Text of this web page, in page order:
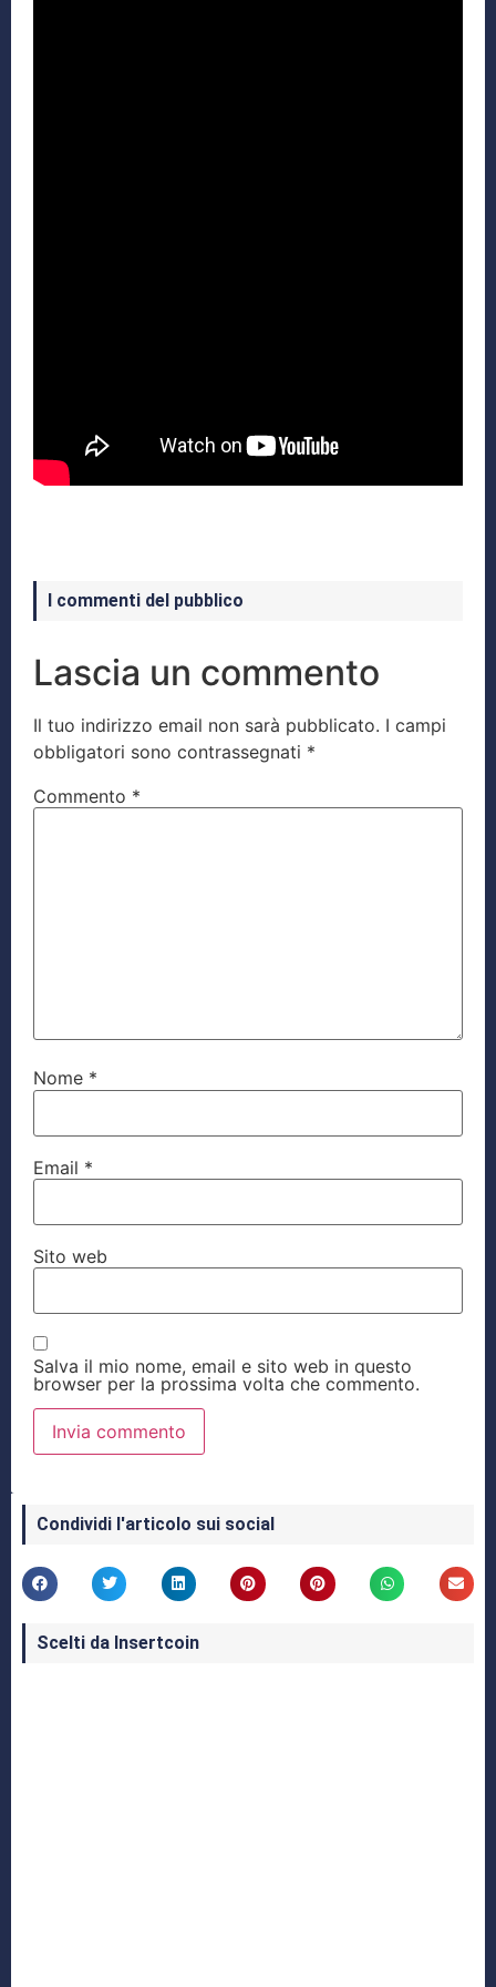
I commenti del pubblico
Lascia un commento
Il tuo indirizzo email non sarà pubblicato. I campi
obbligatori sono contrassegnati *
Commento *
Nome *
Email *
Sito web
Salva il mio nome, email e sito web in questo
browser per la prossima volta che commento.
Condividi l'articolo sui social
Scelti da Insertcoin